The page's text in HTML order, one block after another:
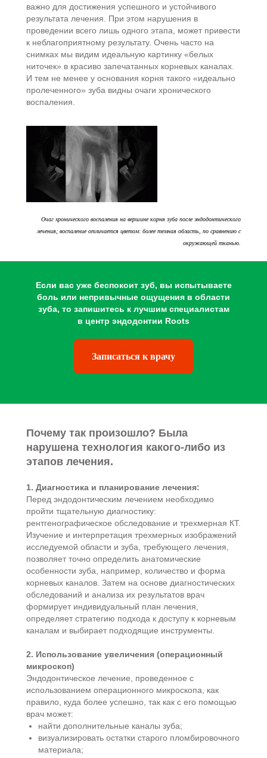
важно для достижения успешного и устойчивого
результата лечения. При этом нарушения в
проведении всего лишь одного этапа, может привести
к неблагоприятному результату. Очень часто на
снимках мы видим идеальную картинку «белых
ниточек» в красиво запечатанных корневых каналах.
И тем не менее у основания корня такого «идеально
пролеченного» зуба видны очаги хронического
воспаления.
Очаг хронического воспаления на вершине корня зуба после эндодонтического
лечения; воспаление отличается цветом: более темная область, по сравнению с
окружающей тканью.
Если вас уже беспокоит зуб, вы испытываете
боль или непривычные ощущения в области
зуба, то запишитесь к лучшим специалистам
в центр эндодонтии Roots
Записаться к врачу
Почему так произошло? Была
нарушена технология какого-либо из
этапов лечения.
1. Диагностика и планирование лечения:
Перед эндодонтическим лечением необходимо
пройти тщательную диагностику:
рентгенографическое обследование и трехмерная КТ.
Изучение и интерпретация трехмерных изображений
исследуемой области и зуба, требующего лечения,
позволяет точно определить анатомические
особенности зуба, например, количество и форма
корневых каналов. Затем на основе диагностических
обследований и анализа их результатов врач
формирует индивидуальный план лечения,
определяет стратегию подхода к доступу к корневым
каналам и выбирает подходящие инструменты.
2. Использование увеличения (операционный
микроскоп)
Эндодонтическое лечение, проведенное с
использованием операционного микроскопа, как
правило, куда более успешно, так как с его помощью
врач может:
найти дополнительные каналы зуба;
визуализировать остатки старого пломбировочного
материала;